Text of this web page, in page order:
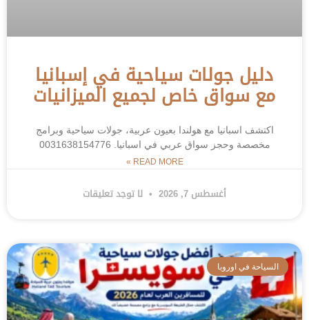
دليل جولات سياحية في إسبانيا
مع سواق خاص لجميع الميزانيات
اكتشف اسبانيا مع هولندا بعيون عربية، جولات سياحية وبرامج
مخصصة وحجز سواق عربي في اسبانيا. 0031638154776
READ MORE »
أغسطس 7, 2026 لا توجد تعليقات
السياحة في اوروبا